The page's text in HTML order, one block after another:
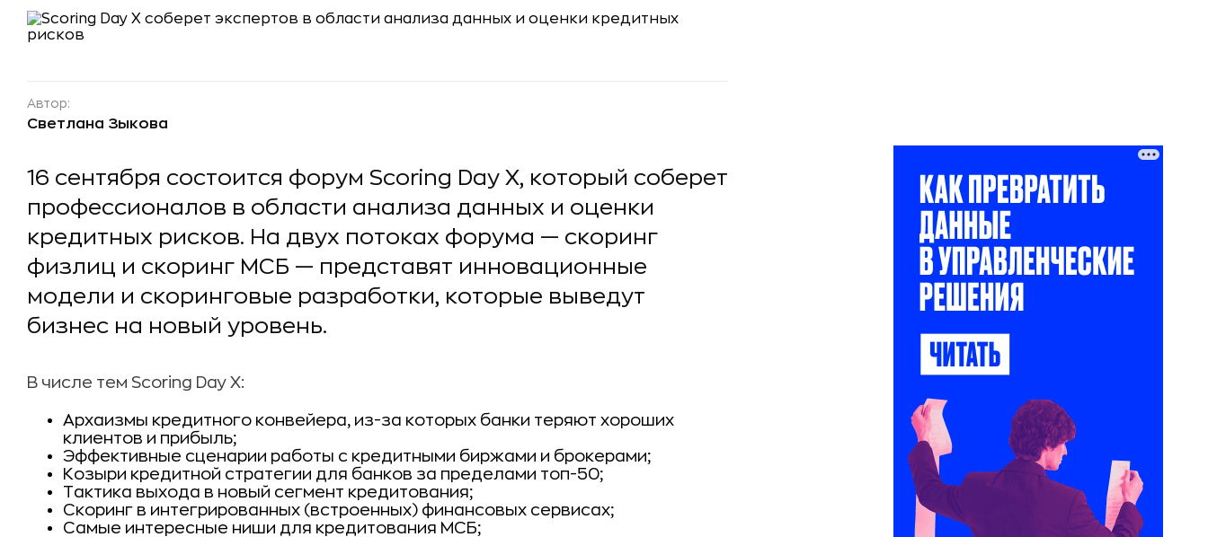
Автор:
Светлана Зыкова
16 сентября состоится форум Scoring Day X, который соберет
профессионалов в области анализа данных и оценки
кредитных рисков. На двух потоках форума — скоринг
физлиц и скоринг МСБ — представят инновационные
модели и скоринговые разработки, которые выведут
бизнес на новый уровень.
В числе тем Scoring Day X:
Архаизмы кредитного конвейера, из-за которых банки теряют хороших
клиентов и прибыль;
Эффективные сценарии работы с кредитными биржами и брокерами;
Козыри кредитной стратегии для банков за пределами топ-50;
Тактика выхода в новый сегмент кредитования;
Скоринг в интегрированных (встроенных) финансовых сервисах;
Самые интересные ниши для кредитования МСБ;